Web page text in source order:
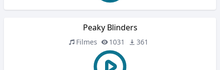
Peaky Blinders
Filmes 1031 361